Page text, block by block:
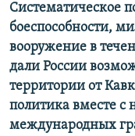
Систематическое
боеспособности,
вооружение в
дали России
территории от
политика вместе с
международных